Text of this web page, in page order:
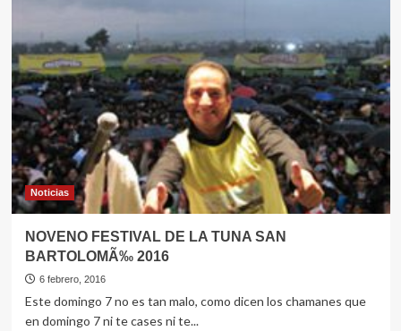
Noticias
NOVENO FESTIVAL DE LA TUNA SAN
BARTOLOMÃ‰ 2016
6 febrero, 2016
Este domingo 7 no es tan malo, como dicen los chamanes que
en domingo 7 ni te cases ni te...